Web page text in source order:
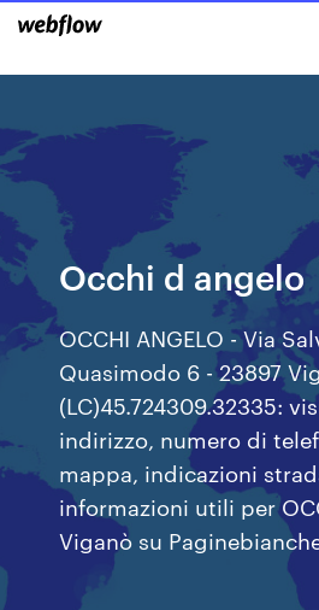
Occhi d angelo
OCCHI ANGELO - Via
Quasimodo 6 - 23897
(LC)45.724309.32335:
indirizzo, numero di
mappa, indicazioni
informazioni utili per
Viganò su